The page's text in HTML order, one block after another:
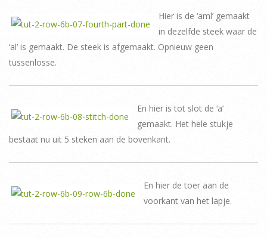
Hier is de ‘aml’ gemaakt
in dezelfde steek waar de
‘al’ is gemaakt. De steek is afgemaakt. Opnieuw geen
tussenlosse.
En hier is tot slot de ‘a’
gemaakt. Het hele stukje
bestaat nu uit 5 steken aan de bovenkant.
En hier de toer aan de
voorkant van het lapje.